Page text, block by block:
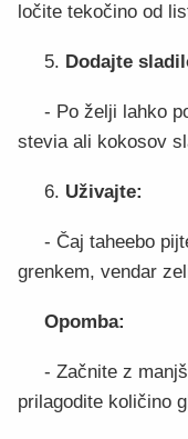
ločite tekočino od
5. Dodajte
- Po želji lahko
stevia ali kokosov
6. Uživajte:
- Čaj taheebo
grenkem, vendar
Opomba:
- Začnite z
prilagodite količino